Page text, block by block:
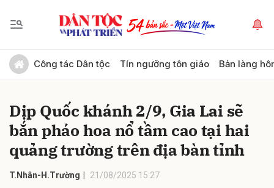
Công tác Dân tộc Tín ngưỡng tôn giáo Bản làng
Dịp Quốc khánh 2/9, Gia Lai sẽ
bắn pháo hoa nổ tầm cao tại hai
quảng trường trên địa bàn tỉnh
T.Nhân-H.Trường 21/08/2025 15:27
Gửi bình luận